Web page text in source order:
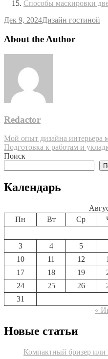
Способы маскировки
Дек 9, 2024Дизайн гостиной
About the Author
Redactor
Навигация
по
Мой опыт дизайна интерьера
Подготовка к работам и
Поиск
Календарь
Пн
Вт Ср
3
4 5
10
11 12
17
18 19
24
25 26
31
«
Новые статьи
Компактный бризер